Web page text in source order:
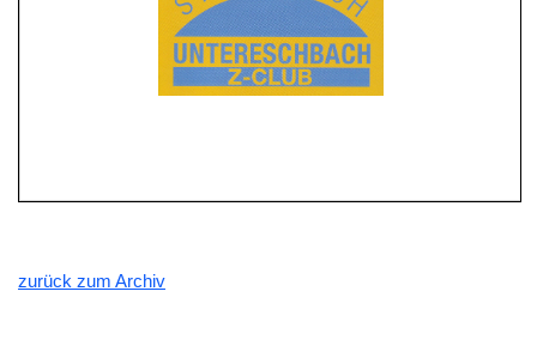
zurück zum Archiv